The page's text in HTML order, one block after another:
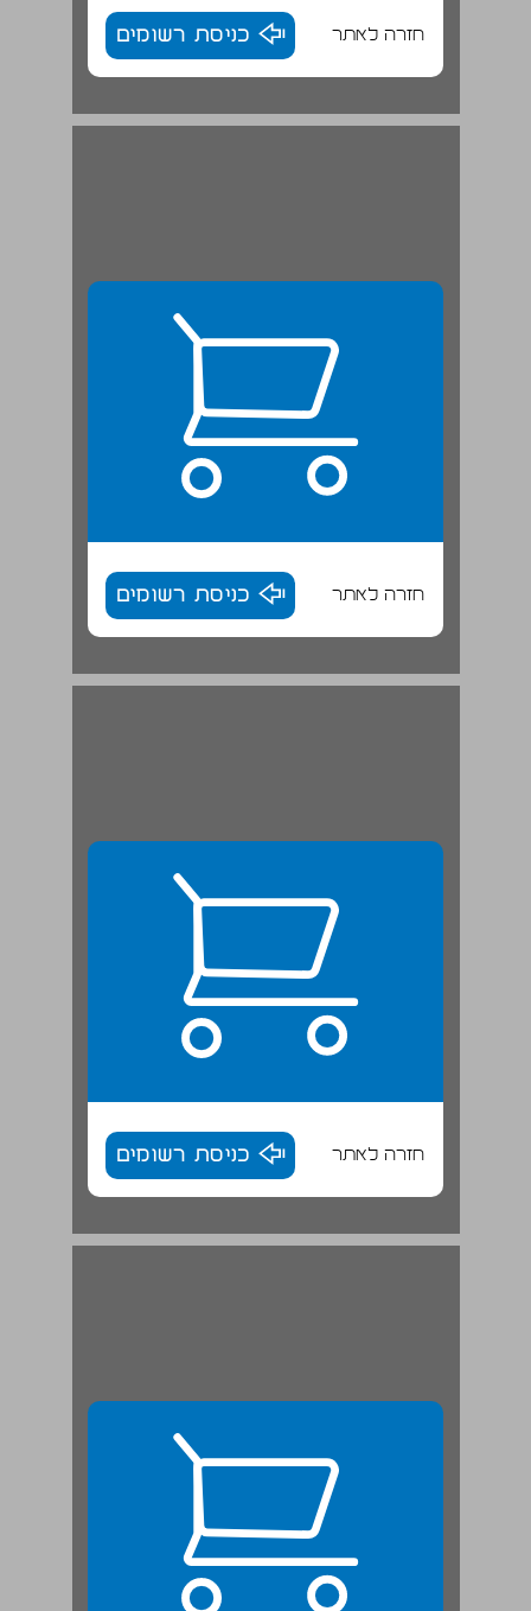
חזרה לאתר כניסת רשומים
חזרה לאתר כניסת רשומים
א דמותו של המשוגע בראי החברה בימי הבניים ... 19
חזרה לאתר כניסת רשומים